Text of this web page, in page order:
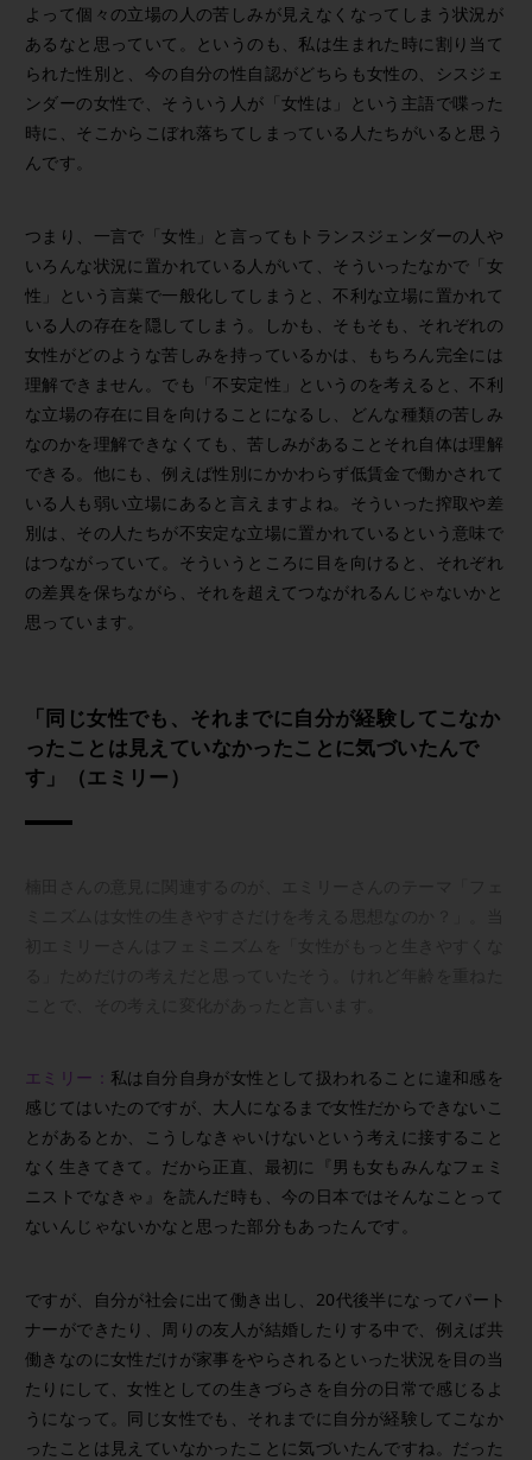
よって個々の立場の人の苦しみが見えなくなってしまう状況が
あるなと思っていて。というのも、私は生まれた時に割り当て
られた性別と、今の自分の性自認がどちらも女性の、シスジェ
ンダーの女性で、そういう人が「女性は」という主語で喋った
時に、そこからこぼれ落ちてしまっている人たちがいると思う
んです。
つまり、一言で「女性」と言ってもトランスジェンダーの人や
いろんな状況に置かれている人がいて、そういったなかで「女
性」という言葉で一般化してしまうと、不利な立場に置かれて
いる人の存在を隠してしまう。しかも、そもそも、それぞれの
女性がどのような苦しみを持っているかは、もちろん完全には
理解できません。でも「不安定性」というのを考えると、不利
な立場の存在に目を向けることになるし、どんな種類の苦しみ
なのかを理解できなくても、苦しみがあることそれ自体は理解
できる。他にも、例えば性別にかかわらず低賃金で働かされて
いる人も弱い立場にあると言えますよね。そういった搾取や差
別は、その人たちが不安定な立場に置かれているという意味で
はつながっていて。そういうところに目を向けると、それぞれ
の差異を保ちながら、それを超えてつながれるんじゃないかと
思っています。
「同じ女性でも、それまでに自分が経験してこなか
ったことは見えていなかったことに気づいたんで
す」（エミリー）
エミリー： 私は自分自身が女性として扱われることに違和感を
感じてはいたのですが、大人になるまで女性だからできないこ
とがあるとか、こうしなきゃいけないという考えに接すること
なく生きてきて。だから正直、最初に『男も女もみんなフェミ
ニストでなきゃ』を読んだ時も、今の日本ではそんなことって
ないんじゃないかなと思った部分もあったんです。
ですが、自分が社会に出て働き出し、20代後半になってパート
ナーができたり、周りの友人が結婚したりする中で、例えば共
働きなのに女性だけが家事をやらされるといった状況を目の当
たりにして、女性としての生きづらさを自分の日常で感じるよ
うになって。同じ女性でも、それまでに自分が経験してこなか
ったことは見えていなかったことに気づいたんですね。だった